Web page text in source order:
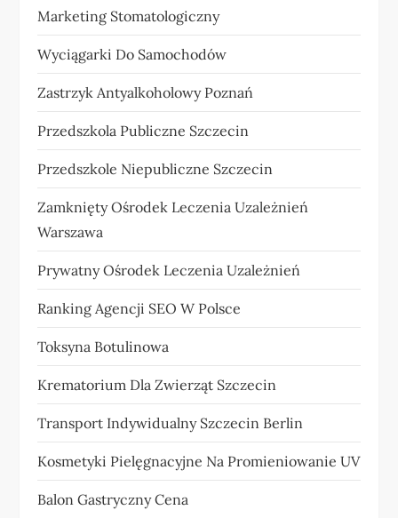
Marketing Stomatologiczny
Wyciągarki Do Samochodów
Zastrzyk Antyalkoholowy Poznań
Przedszkola Publiczne Szczecin
Przedszkole Niepubliczne Szczecin
Zamknięty Ośrodek Leczenia Uzależnień
Warszawa
Prywatny Ośrodek Leczenia Uzależnień
Ranking Agencji SEO W Polsce
Toksyna Botulinowa
Krematorium Dla Zwierząt Szczecin
Transport Indywidualny Szczecin Berlin
Kosmetyki Pielęgnacyjne Na Promieniowanie UV
Balon Gastryczny Cena